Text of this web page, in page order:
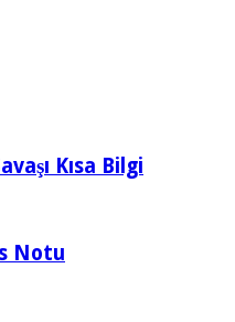
Kısa Bilgi
Notu